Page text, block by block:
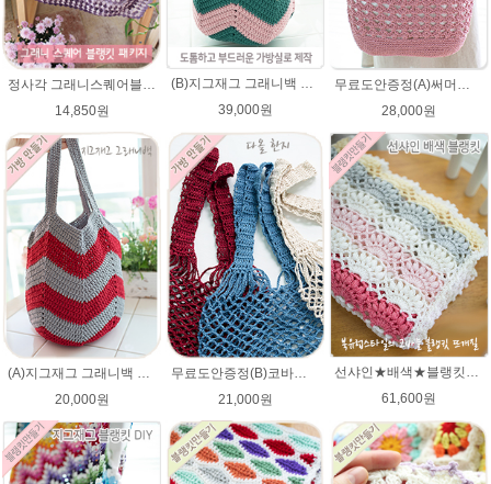
정사각 그래니스퀘어블랭킷 DIY코바늘뜨기★파스텔뜨개실 무릎담요뜨개질 블랭킷뜨기
14,850원
(B)지그재그 그래니백 배색 코바늘뜨기 메이크업 가방 뜨개실 뜨개질 DIY
39,000원
무료도안증정(A)써머니트 토트백 패키지 (종이도안+ ★다올한지 4타래)/코바늘가방/여름니트백 니트백 여름가방
28,000원
(A)지그재그 그래니백 배색 코바늘뜨기 아리아 가방 뜨개실 뜨개질 DIY
20,000원
무료도안증정(B)코바늘 그물가방 네트백 패키지 (종이도안+ ★다올한지 3타래)/코바늘가방/코바늘 그물가방 도안/그물백 니트가방/코바늘뜨기
21,000원
61,600원